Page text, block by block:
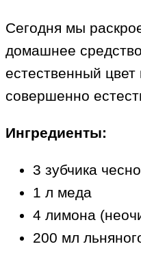
Сегодня мы
домашнее
естественный
совершенно
Ингредиенты:
3 зубчика
1 л меда
4 лимона
200 мл